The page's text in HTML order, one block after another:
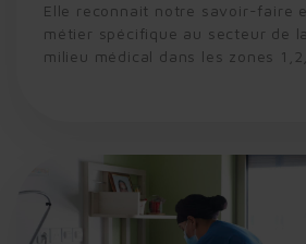
Elle reconnait notre savoir-faire
métier spécifique au secteur de
milieu médical dans les zones